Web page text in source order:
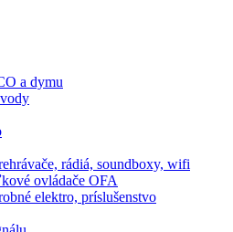
a dymu
rádiá, soundboxy, wifi
ovládače OFA
elektro, príslušenstvo